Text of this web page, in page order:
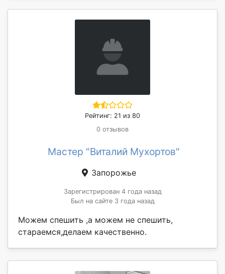
Рейтинг: 21 из 80
0 отзывов
Мастер "Виталий Мухортов"
Запорожье
Зарегистрирован 4 года назад
Был на сайте 3 года назад
Можем спешить ,а можем не спешить,
стараемся,делаем качественно.